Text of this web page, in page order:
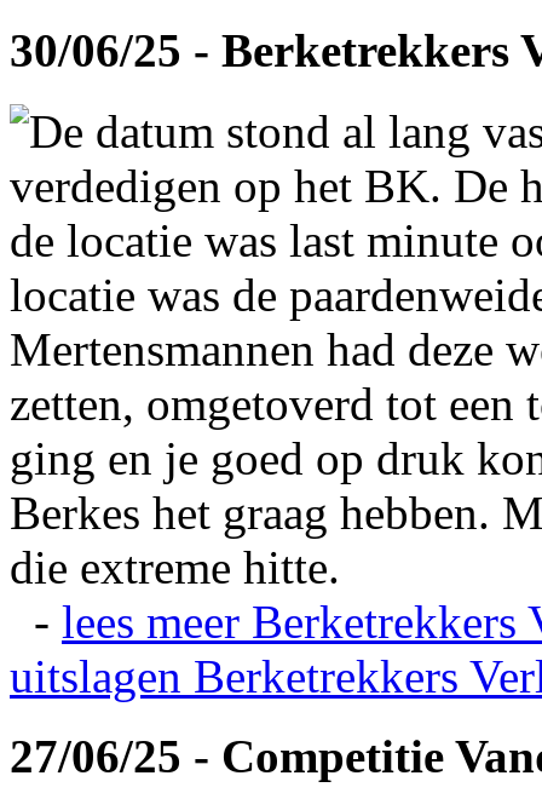
30/06/25 - Berketrekkers
De datum stond al lang
verdedigen op het BK. De
de locatie was last minute
locatie was de
Mertensmannen had deze
zetten, omgetoverd tot
ging en je goed op druk
Berkes het graag hebben.
die extreme hitte.
- lees meer Berketrekkers
uitslagen Berketrekkers
27/06/25 - Competitie